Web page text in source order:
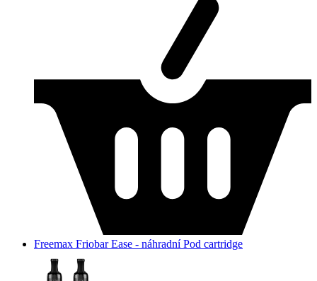
Freemax Friobar Ease - náhradní Pod cartridge